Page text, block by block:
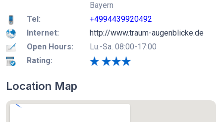
Bayern
Tel:
+4994439920492
Internet:
http://www.traum-augenblicke.de
Open Hours:
Lu.-Sa. 08:00-17:00
Rating:
Location Map